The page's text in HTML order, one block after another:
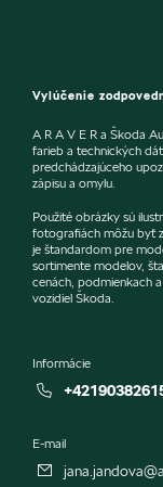
Vylúčenie
A R A V E R a Škoda
farieb a technických
predchádzajúceho
zápisu a omylu.
Použité obrázky sú
fotografiách môžu byť
je štandardom pre
sortimente modelov,
cenách, podmienkach
vozidiel Škoda.
Informácie
E-mail